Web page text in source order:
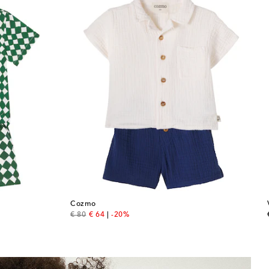
Cozmo
€ 80
original price
€ 64
discount price
-20%